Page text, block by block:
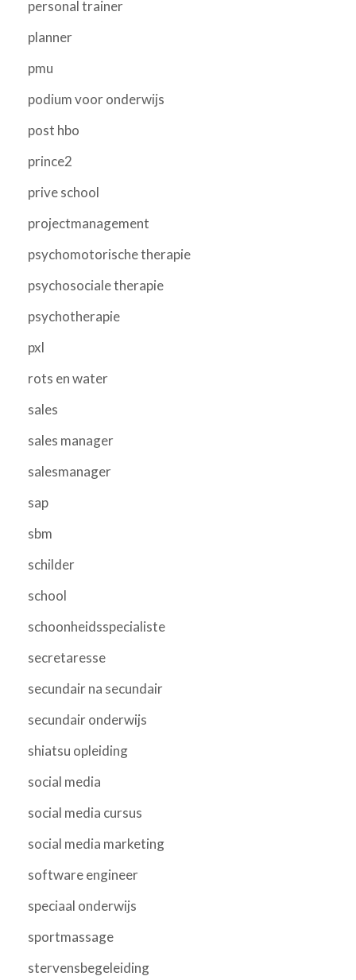
personal trainer
planner
pmu
podium voor onderwijs
post hbo
prince2
prive school
projectmanagement
psychomotorische therapie
psychosociale therapie
psychotherapie
pxl
rots en water
sales
sales manager
salesmanager
sap
sbm
schilder
school
schoonheidsspecialiste
secretaresse
secundair na secundair
secundair onderwijs
shiatsu opleiding
social media
social media cursus
social media marketing
software engineer
speciaal onderwijs
sportmassage
stervensbegeleiding